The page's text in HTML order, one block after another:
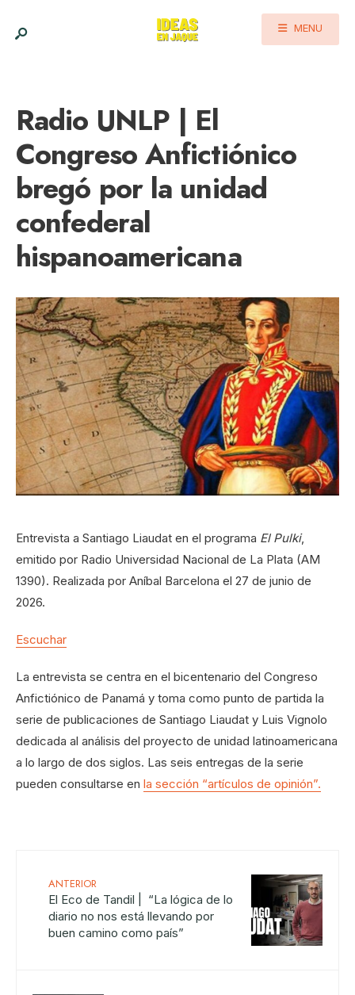
MENU
Radio UNLP | El
Congreso Anfictiónico
bregó por la unidad
confederal
hispanoamericana
Entrevista a Santiago Liaudat en el programa El Pulki,
emitido por Radio Universidad Nacional de La Plata (AM
1390). Realizada por Aníbal Barcelona el 27 de junio de
2026.
Escuchar
La entrevista se centra en el bicentenario del Congreso
Anfictiónico de Panamá y toma como punto de partida la
serie de publicaciones de Santiago Liaudat y Luis Vignolo
dedicada al análisis del proyecto de unidad latinoamericana
a lo largo de dos siglos. Las seis entregas de la serie
pueden consultarse en la sección “artículos de opinión”.
ANTERIOR
El Eco de Tandil | “La lógica de lo
diario no nos está llevando por
buen camino como país”